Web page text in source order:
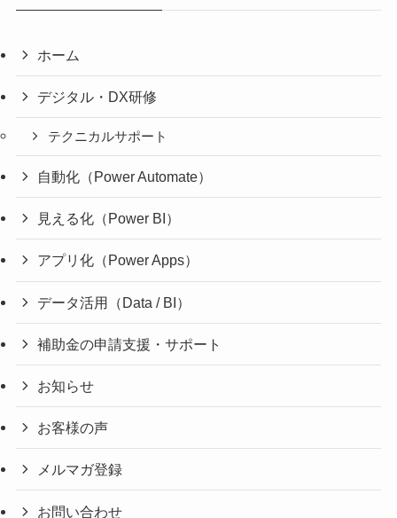
ホーム
デジタル・DX研修
テクニカルサポート
自動化（Power Automate）
見える化（Power BI）
アプリ化（Power Apps）
データ活用（Data / BI）
補助金の申請支援・サポート
お知らせ
お客様の声
メルマガ登録
お問い合わせ